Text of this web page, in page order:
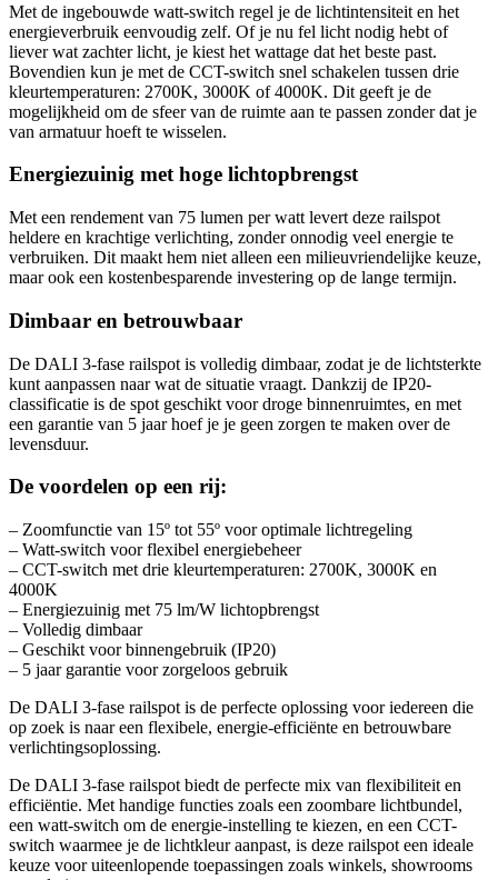
Met de ingebouwde watt-switch regel je de lichtintensiteit en het
energieverbruik eenvoudig zelf. Of je nu fel licht nodig hebt of
liever wat zachter licht, je kiest het wattage dat het beste past.
Bovendien kun je met de CCT-switch snel schakelen tussen drie
kleurtemperaturen: 2700K, 3000K of 4000K. Dit geeft je de
mogelijkheid om de sfeer van de ruimte aan te passen zonder dat je
van armatuur hoeft te wisselen.
Energiezuinig met hoge lichtopbrengst
Met een rendement van 75 lumen per watt levert deze railspot
heldere en krachtige verlichting, zonder onnodig veel energie te
verbruiken. Dit maakt hem niet alleen een milieuvriendelijke keuze,
maar ook een kostenbesparende investering op de lange termijn.
Dimbaar en betrouwbaar
De DALI 3-fase railspot is volledig dimbaar, zodat je de lichtsterkte
kunt aanpassen naar wat de situatie vraagt. Dankzij de IP20-
classificatie is de spot geschikt voor droge binnenruimtes, en met
een garantie van 5 jaar hoef je je geen zorgen te maken over de
levensduur.
De voordelen op een rij:
– Zoomfunctie van 15º tot 55º voor optimale lichtregeling
– Watt-switch voor flexibel energiebeheer
– CCT-switch met drie kleurtemperaturen: 2700K, 3000K en
4000K
– Energiezuinig met 75 lm/W lichtopbrengst
– Volledig dimbaar
– Geschikt voor binnengebruik (IP20)
– 5 jaar garantie voor zorgeloos gebruik
De DALI 3-fase railspot is de perfecte oplossing voor iedereen die
op zoek is naar een flexibele, energie-efficiënte en betrouwbare
verlichtingsoplossing.
De DALI 3-fase railspot biedt de perfecte mix van flexibiliteit en
efficiëntie. Met handige functies zoals een zoombare lichtbundel,
een watt-switch om de energie-instelling te kiezen, en een CCT-
switch waarmee je de lichtkleur aanpast, is deze railspot een ideale
keuze voor uiteenlopende toepassingen zoals winkels, showrooms